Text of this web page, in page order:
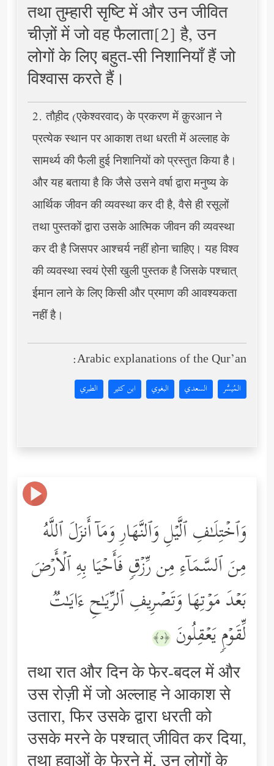
तथा तुम्हारी सृष्टि में और उन जीवित
चीज़ों में जो वह फैलाता[2] है, उन
लोगों के लिए बहुत-सी निशानियाँ हैं जो
विश्वास करते हैं।
2. तौह़ीद (एकेश्वरवाद) के प्रकरण में क़ुरआन ने
प्रत्येक स्थान पर आकाश तथा धरती में अल्लाह के
सामर्थ्य की फैली हुई निशानियों को प्रस्तुत किया है।
और यह बताया है कि जैसे उसने वर्षा द्वारा मनुष्य के
आर्थिक जीवन की व्यवस्था कर दी है, वैसे ही रसूलों
तथा पुस्तकों द्वारा उसके आत्मिक जीवन की व्यवस्था
कर दी है जिसपर आश्चर्य नहीं होना चाहिए। यह विश्व
की व्यवस्था स्वयं ऐसी खुली पुस्तक है जिसके पश्चात्
ईमान लाने के लिए किसी और प्रमाण की आवश्यकता
नहीं है।
Arabic explanations of the Qur’an:
المُيسَّر السعدي البغوي ابن كثير الطبري
وَٱخۡتِلَـٰفِ ٱلَّیۡلِ وَٱلنَّهَارِ وَمَاۤ أَنزَلَ ٱللَّهُ
مِنَ ٱلسَّمَاۤءِ مِن رِّزۡقࣲ فَأَحۡیَا بِهِ ٱلۡأَرۡضَ
بَعۡدَ مَوۡتِهَا وَتَصۡرِیفِ ٱلرِّیَـٰحِ ءَایَـٰتࣱ
لِّقَوۡمࣲ یَعۡقِلُونَ ﴿٥﴾
तथा रात और दिन के फेर-बदल में और
उस रोज़ी में जो अल्लाह ने आकाश से
उतारा, फिर उसके द्वारा धरती को
उसके मरने के पश्चात् जीवित कर दिया,